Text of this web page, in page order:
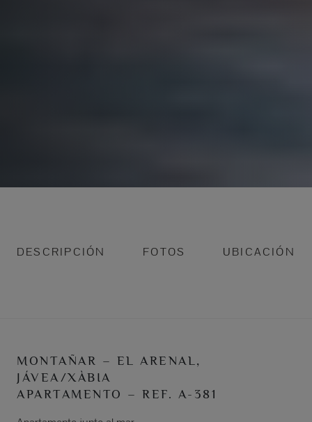
DESCRIPCIÓN FOTOS UBICACIÓN
MONTAÑAR – EL ARENAL,
JÁVEA/XÀBIA
APARTAMENTO – REF. A-381